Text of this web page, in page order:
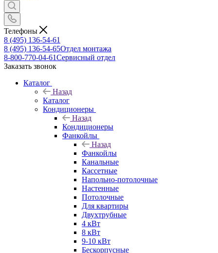
Телефоны
8 (495) 136-54-61
8 (495) 136-54-65Отдел монтажа
8-800-770-04-61Сервисный отдел
Заказать звонок
Каталог
Назад
Каталог
Кондиционеры
Назад
Кондиционеры
Фанкойлы
Назад
Фанкойлы
Канальные
Кассетные
Напольно-потолочные
Настенные
Потолочные
Для квартиры
Двухтрубные
4 кВт
8 кВт
9-10 кВт
Бескорпусные